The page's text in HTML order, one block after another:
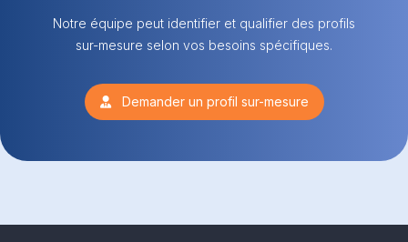
Notre équipe peut identifier et qualifier des profils
sur-mesure selon vos besoins spécifiques.
Demander un profil sur-mesure